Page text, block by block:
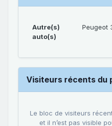
Autre(s)
auto(s)
Peugeot
Visiteurs récents du
Le bloc de visiteurs
et il n’est pas visible